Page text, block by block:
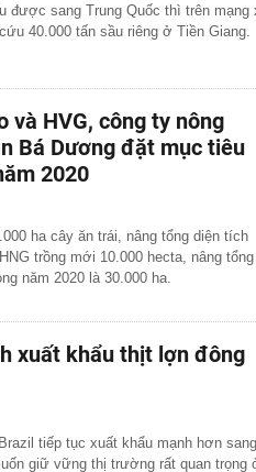
được sang Trung Quốc thì trên mạng
40.000 tấn sầu riêng ở Tiền Giang.
và HVG, công ty nông
Bá Dương đặt mục tiêu
2020
ha cây ăn trái, nâng tổng diện tích
trồng mới 10.000 hecta, nâng tổng
năm 2020 là 30.000 ha.
xuất khẩu thịt lợn đông
tiếp tục xuất khẩu mạnh hơn sang
giữ vững thị trường rất quan trọng